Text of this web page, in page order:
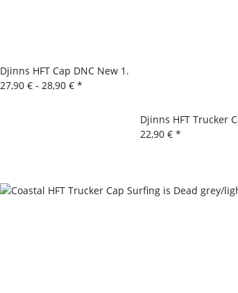
Djinns HFT Cap DNC New 1.
27,90 € - 28,90 € *
Djinns HFT Trucker
22,90 € *